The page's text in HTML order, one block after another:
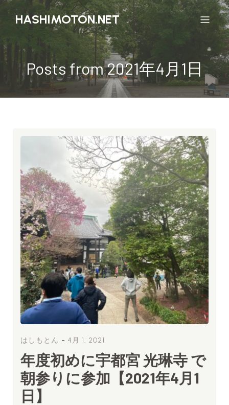
HASHIMOTON.NET
Posts from 2021年4月1日
はしもとん - 4月 1, 2021
年度初めに宇都宮 光琳寺 で
朝参りに参加【2021年4月1
日】